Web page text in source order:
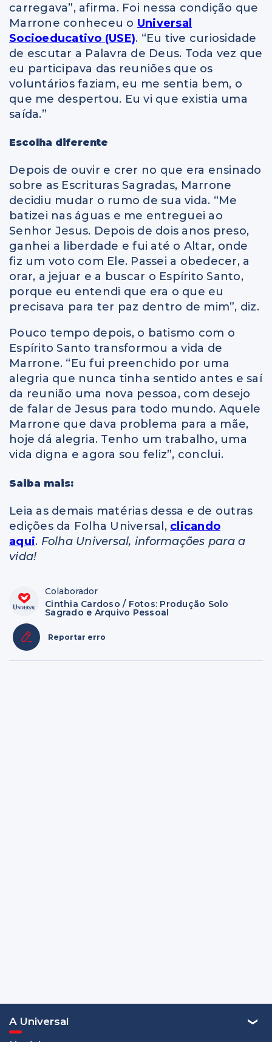
carregava”, afirma. Foi nessa condição que
Marrone conheceu o Universal
Socioeducativo (USE). “Eu tive curiosidade
de escutar a Palavra de Deus. Toda vez que
eu participava das reuniões que os
voluntários faziam, eu me sentia bem, o
que me despertou. Eu vi que existia uma
saída.”
Escolha diferente
Depois de ouvir e crer no que era ensinado
sobre as Escrituras Sagradas, Marrone
decidiu mudar o rumo de sua vida. “Me
batizei nas águas e me entreguei ao
Senhor Jesus. Depois de dois anos preso,
ganhei a liberdade e fui até o Altar, onde
fiz um voto com Ele. Passei a obedecer, a
orar, a jejuar e a buscar o Espírito Santo,
porque eu entendi que era o que eu
precisava para ter paz dentro de mim”, diz.
Pouco tempo depois, o batismo com o
Espírito Santo transformou a vida de
Marrone. “Eu fui preenchido por uma
alegria que nunca tinha sentido antes e saí
da reunião uma nova pessoa, com desejo
de falar de Jesus para todo mundo. Aquele
Marrone que dava problema para a mãe,
hoje dá alegria. Tenho um trabalho, uma
vida digna e agora sou feliz”, conclui.
Saiba mais:
Leia as demais matérias dessa e de outras
edições da Folha Universal, clicando
aqui. Folha Universal, informações para a
vida!
Colaborador
Cinthia Cardoso / Fotos: Produção Solo
Sagrado e Arquivo Pessoal
Reportar erro
A Universal